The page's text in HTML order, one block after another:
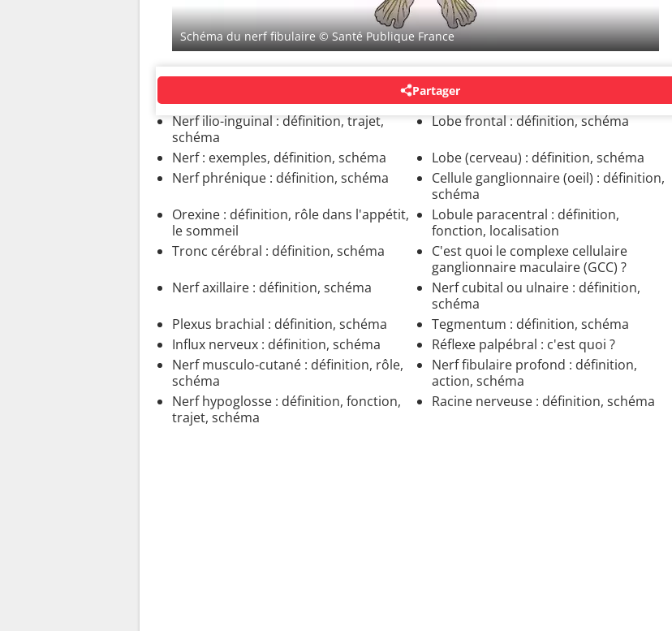
Schéma du nerf fibulaire© Santé Publique France
Partager
Nerf ilio-inguinal : définition, trajet,
schéma
Lobe frontal : définition, schéma
Nerf : exemples, définition, schéma
Lobe (cerveau) : définition, schéma
Nerf phrénique : définition, schéma
Cellule ganglionnaire (oeil) : définition,
schéma
Orexine : définition, rôle dans l'appétit,
le sommeil
Lobule paracentral : définition,
fonction, localisation
Tronc cérébral : définition, schéma
C'est quoi le complexe cellulaire
ganglionnaire maculaire (GCC) ?
Nerf axillaire : définition, schéma
Nerf cubital ou ulnaire : définition,
schéma
Plexus brachial : définition, schéma
Tegmentum : définition, schéma
Influx nerveux : définition, schéma
Réflexe palpébral : c'est quoi ?
Nerf musculo-cutané : définition, rôle,
schéma
Nerf fibulaire profond : définition,
action, schéma
Nerf hypoglosse : définition, fonction,
trajet, schéma
Racine nerveuse : définition, schéma